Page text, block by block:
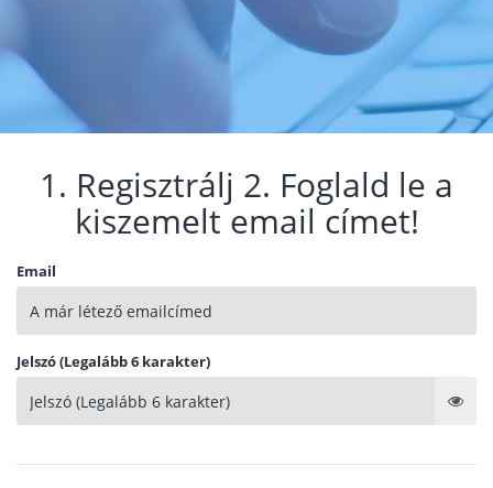
1. Regisztrálj 2. Foglald le a
kiszemelt email címet!
Email
Jelszó (Legalább 6 karakter)